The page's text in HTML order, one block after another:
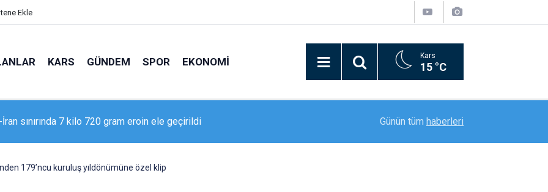
Ekle
KARS GÜNDEM SPOR EKONOMI Kars
15 °C
Adliyesi’nde yangın: 2 kişi dumandan etkilendi Rektör Prof. Dr. Nusret Akpolat’tan Gana
Günün tüm haberleri
179’ncu kuruluş yıldönümüne özel klip